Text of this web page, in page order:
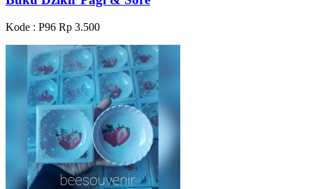
Kode : P96 Rp 3.500